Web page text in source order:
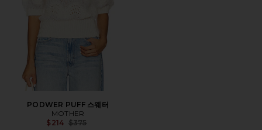
PODWER PUFF 스웨터
MOTHER
$214 Previous price:
$375